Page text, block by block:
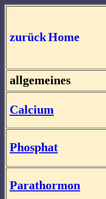
zurückHome
allgemeines
Calcium
Phosphat
Parathormon